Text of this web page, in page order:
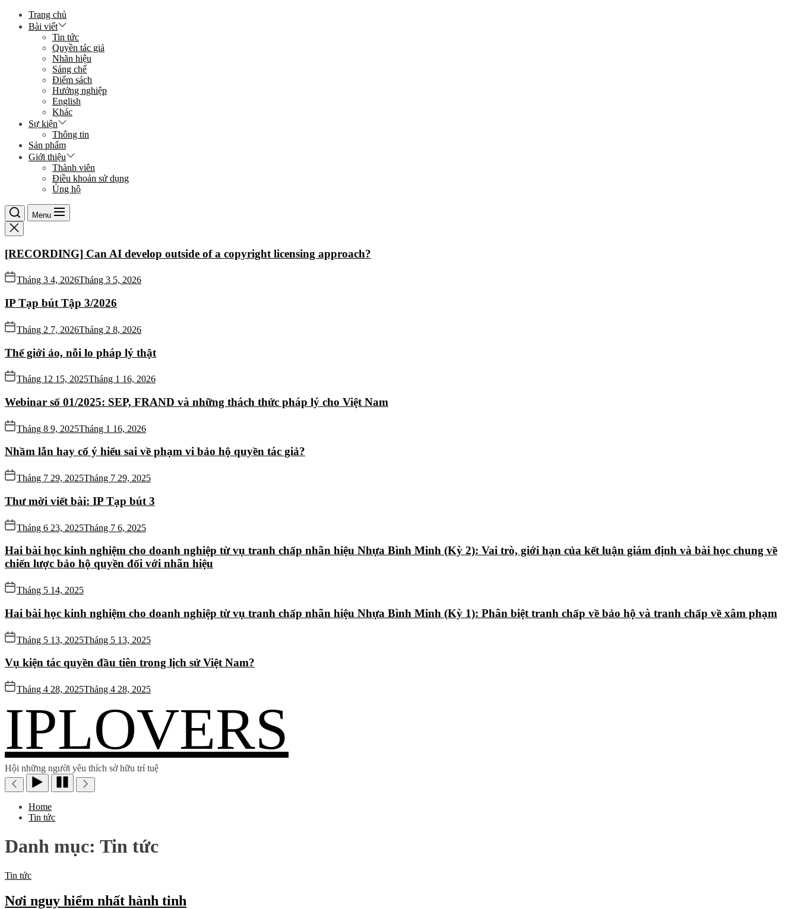
Skip
Trang chủ
Bài viết
Tin tức
Quyền tác giả
Nhãn hiệu
Sáng chế
Điểm sách
Hướng nghiệp
English
Khác
Sự kiện
Thông tin
Sản phẩm
Giới thiệu
Thành viên
Điều khoản sử dụng
Ủng hộ
Menu
[RECORDING] Can AI develop outside of a copyright licensing approach?
Tháng 3 4, 2026Tháng 3 5, 2026
IP Tạp bút Tập 3/2026
Tháng 2 7, 2026Tháng 2 8, 2026
Thế giới ảo, nỗi lo pháp lý thật
Tháng 12 15, 2025Tháng 1 16, 2026
Webinar số 01/2025: SEP, FRAND và những thách thức pháp lý cho Việt Nam
Tháng 8 9, 2025Tháng 1 16, 2026
Nhầm lẫn hay cố ý hiểu sai về phạm vi bảo hộ quyền tác giả?
Tháng 7 29, 2025Tháng 7 29, 2025
Thư mời viết bài: IP Tạp bút 3
Tháng 6 23, 2025Tháng 7 6, 2025
Hai bài học kinh nghiệm cho doanh nghiệp từ vụ tranh chấp nhãn hiệu Nhựa Bình Minh (Kỳ 2): Vai trò, giới hạn của kết luận giám định và bài học chung về
chiến lược bảo hộ quyền đối với nhãn hiệu
Tháng 5 14, 2025
Hai bài học kinh nghiệm cho doanh nghiệp từ vụ tranh chấp nhãn hiệu Nhựa Bình Minh (Kỳ 1): Phân biệt tranh chấp về bảo hộ và tranh chấp về xâm phạm
Tháng 5 13, 2025Tháng 5 13, 2025
Vụ kiện tác quyền đầu tiên trong lịch sử Việt Nam?
Tháng 4 28, 2025Tháng 4 28, 2025
IPLOVERS
Hội những người yêu thích sở hữu trí tuệ
Home
Tin tức
Danh mục: Tin tức
Tin tức
Nơi nguy hiểm nhất hành tinh